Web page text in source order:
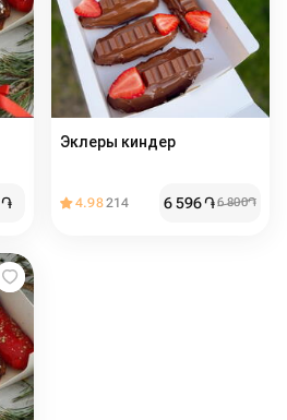
֏
Эклеры киндер
4.98214 6 596֏6 800֏